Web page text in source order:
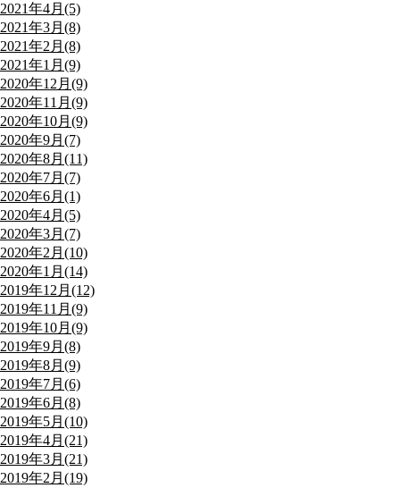
2021年4月(5)
2021年3月(8)
2021年2月(8)
2021年1月(9)
2020年12月(9)
2020年11月(9)
2020年10月(9)
2020年9月(7)
2020年8月(11)
2020年7月(7)
2020年6月(1)
2020年4月(5)
2020年3月(7)
2020年2月(10)
2020年1月(14)
2019年12月(12)
2019年11月(9)
2019年10月(9)
2019年9月(8)
2019年8月(9)
2019年7月(6)
2019年6月(8)
2019年5月(10)
2019年4月(21)
2019年3月(21)
2019年2月(19)